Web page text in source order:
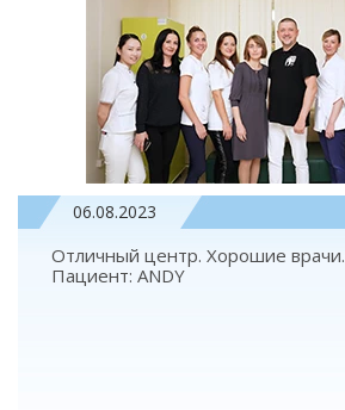
06.08.2023
Отличный центр. Хорошие врачи.
Пациент: АNDY